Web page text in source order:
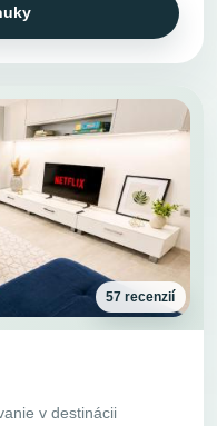
57 recenzií
v destinácii